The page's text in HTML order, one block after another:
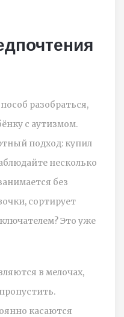
разобраться,
с аутизмом.
подход: купил
несколько
без
сортирует
Это уже
в мелочах,
касаются